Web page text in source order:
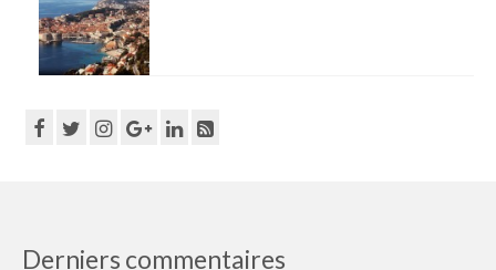
Derniers commentaires